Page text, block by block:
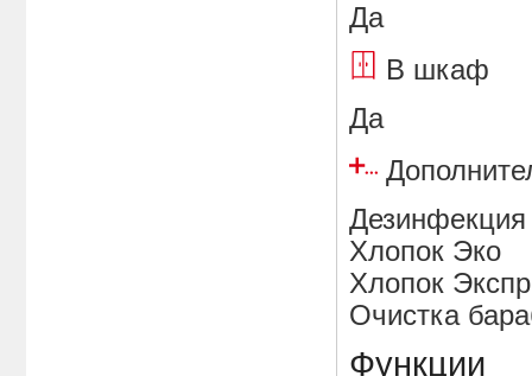
Да
В
Да
Дезинфекция
Хлопок Эко
Хлопок
Очистка
Функции